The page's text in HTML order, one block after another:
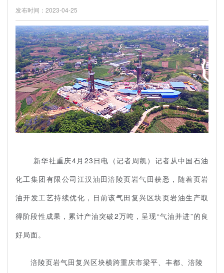
发布时间：2023-04-25
新华社重庆4 月 23 日电（记者周凯）记者从中国石油
化工集团有限公司江汉油田涪陵页岩气田获悉，随着页岩
油开发工艺持续优化，日前该气田复兴区块页岩油生产取
得阶段性成果，累计产油突破2万吨，呈现“气油并进”的良
好局面。
涪陵页岩气田复兴区块横跨重庆市梁平、丰都、涪陵